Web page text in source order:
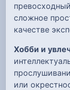
сложное
качестве
Хобби и
или